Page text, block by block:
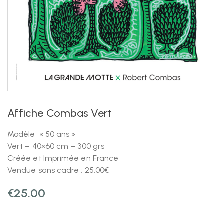
Affiche Combas Vert
Modèle « 50 ans »
Vert – 40×60 cm – 300 grs
Créée et Imprimée en France
Vendue sans cadre : 25.00€
€25.00